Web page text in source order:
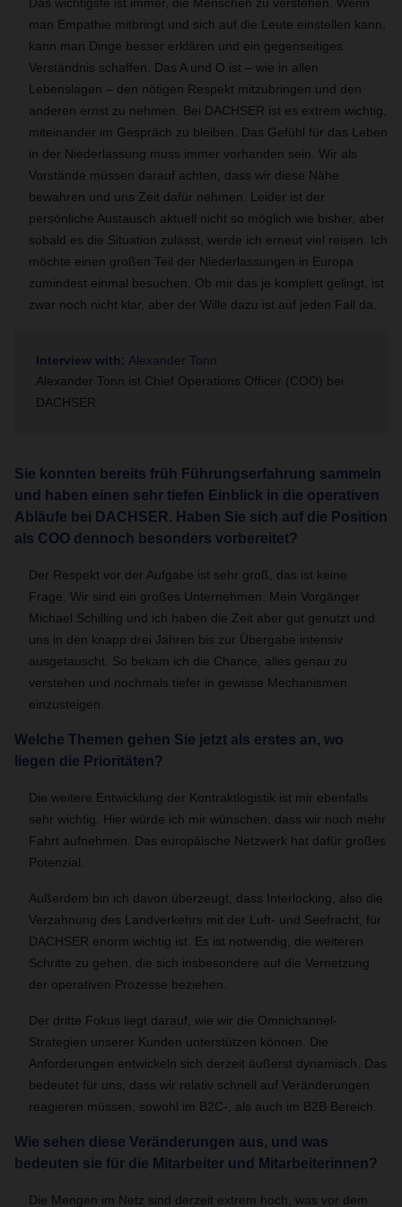
man Empathie mitbringt und sich auf die Leute einstellen kann,
kann man Dinge besser erklären und ein gegenseitiges
Verständnis schaffen. Das A und O ist – wie in allen
Lebenslagen – den nötigen Respekt mitzubringen und den
anderen ernst zu nehmen. Bei DACHSER ist es extrem wichtig,
miteinander im Gespräch zu bleiben. Das Gefühl für das Leben
in der Niederlassung muss immer vorhanden sein. Wir als
Vorstände müssen darauf achten, dass wir diese Nähe
bewahren und uns Zeit dafür nehmen. Leider ist der
persönliche Austausch aktuell nicht so möglich wie bisher, aber
sobald es die Situation zulässt, werde ich erneut viel reisen. Ich
möchte einen großen Teil der Niederlassungen in Europa
zumindest einmal besuchen. Ob mir das je komplett gelingt, ist
zwar noch nicht klar, aber der Wille dazu ist auf jeden Fall da.
Interview with: Alexander Tonn
Alexander Tonn ist Chief Operations Officer (COO) bei
DACHSER
Sie konnten bereits früh Führungserfahrung sammeln
und haben einen sehr tiefen Einblick in die operativen
Abläufe bei DACHSER. Haben Sie sich auf die Position
als COO dennoch besonders vorbereitet?
Der Respekt vor der Aufgabe ist sehr groß, das ist keine
Frage. Wir sind ein großes Unternehmen. Mein Vorgänger
Michael Schilling und ich haben die Zeit aber gut genutzt und
uns in den knapp drei Jahren bis zur Übergabe intensiv
ausgetauscht. So bekam ich die Chance, alles genau zu
verstehen und nochmals tiefer in gewisse Mechanismen
einzusteigen.
Welche Themen gehen Sie jetzt als erstes an, wo
liegen die Prioritäten?
Die weitere Entwicklung der Kontraktlogistik ist mir ebenfalls
sehr wichtig. Hier würde ich mir wünschen, dass wir noch mehr
Fahrt aufnehmen. Das europäische Netzwerk hat dafür großes
Potenzial.
Außerdem bin ich davon überzeugt, dass Interlocking, also die
Verzahnung des Landverkehrs mit der Luft- und Seefracht, für
DACHSER enorm wichtig ist. Es ist notwendig, die weiteren
Schritte zu gehen, die sich insbesondere auf die Vernetzung
der operativen Prozesse beziehen.
Der dritte Fokus liegt darauf, wie wir die Omnichannel-
Strategien unserer Kunden unterstützen können. Die
Anforderungen entwickeln sich derzeit äußerst dynamisch. Das
bedeutet für uns, dass wir relativ schnell auf Veränderungen
reagieren müssen, sowohl im B2C-, als auch im B2B Bereich.
Wie sehen diese Veränderungen aus, und was
bedeuten sie für die Mitarbeiter und Mitarbeiterinnen?
Die Mengen im Netz sind derzeit extrem hoch, was vor dem